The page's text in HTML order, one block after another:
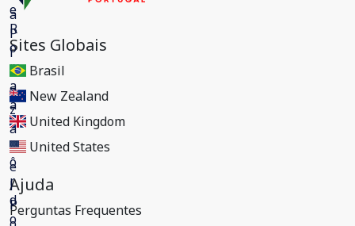
Sites Globais
Brasil
New Zealand
United Kingdom
United States
Ajuda
Perguntas Frequentes